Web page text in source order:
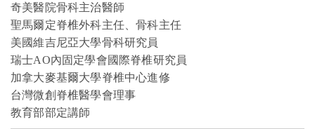
奇美醫院骨科主治醫師
聖馬爾定脊椎外科主任、骨科主任
美國維吉尼亞大學骨科研究員
瑞士AO內固定學會國際脊椎研究員
加拿大麥基爾大學脊椎中心進修
台灣微創脊椎醫學會理事
教育部部定講師